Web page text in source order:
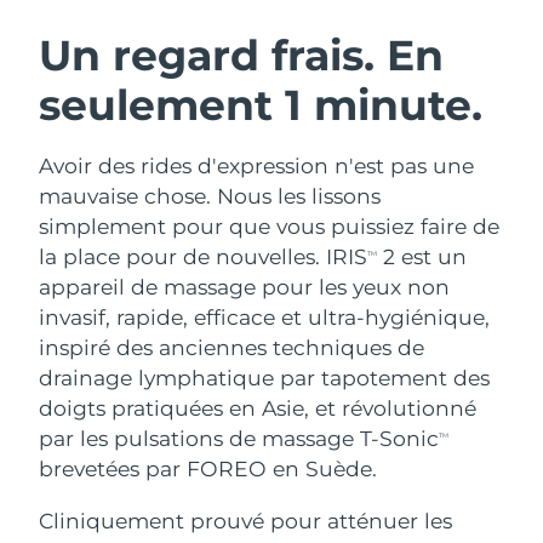
Un regard frais. En
seulement 1 minute.
Avoir des rides d'expression n'est pas une
mauvaise chose. Nous les lissons
simplement pour que vous puissiez faire de
la place pour de nouvelles. IRISTM
2 est un
appareil de massage pour les yeux non
invasif, rapide, efficace et ultra-hygiénique,
inspiré des anciennes techniques de
drainage lymphatique par tapotement des
doigts pratiquées en Asie, et révolutionné
par les pulsations de massage T-SonicTM
brevetées par FOREO en Suède.
Cliniquement prouvé pour atténuer les
LUNA™ 4 coffret
Anti-aging massage
LUNA™ 4 Plus
Massage, LED heating
LUNA™ 4 Men
For men, anti-aging massage
BEAR™ 2 coffret
Microcurrent toning
BEAR™ 2 go
Microcurrent toning on-the-go
BEAR™ 2 eyes & lips
Microcurrent line smoothing device
Hydratation
UFO™ 3 coffret
Deep facial hydration
UFO™ 3 LED
Near-infrared and red light therapy
Soin bucco-dentaire
issa™ 4
Hybrid silicone sonic toothbrush
issa™ 4 plus
Smart hybrid silicone sonic toothbrush
FAQ™ TRAITEMENT ANTI-ÂGE
NEW
Autriche Livraison estimée
Bahreïn Livraison estimée8/10/26
Belgique
Bermudes Livraison estimée
Bosnie-Herzégovine Livraison estimée8/12/26
Brunei Livraison estimée8/14/26
Bulgarie Livraison estimée 8/9/26
Canada Livraison estimée8/13/26